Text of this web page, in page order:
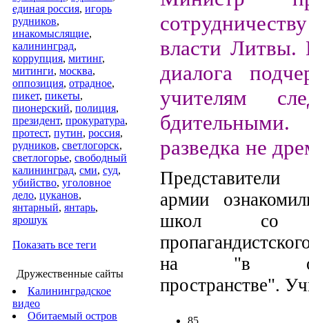
единая россия, игорь
рудников,
инакомыслящие,
калининград,
коррупция, митинг,
митинги, москва,
оппозиция, отрадное,
пикет, пикеты,
пионерский, полиция,
президент, прокуратура,
протест, путин, россия,
рудников, светлогорск,
светлогорье, свободный
калининград, сми, суд,
убийство, уголовное
дело, цуканов,
янтарный, янтарь,
ярошук
Показать все теги
Дружественные сайты
Калининградское
видео
Обитаемый остров
власти Литвы.
диалога
учителям
бдительными.
разведка не
армии
школ со
на "в
пространстве".
85